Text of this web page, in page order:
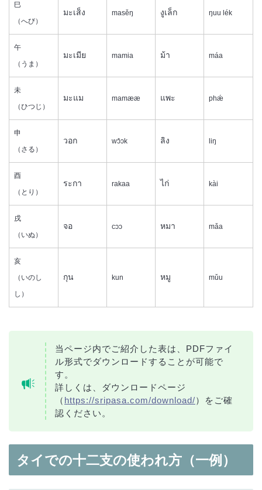
巳
（へび）
มะเส็ง masěŋ งูเล็ก ŋuu lék
午
（うま）
มะเมีย mamia ม้า máa
未
（ひつじ）
มะแม mamææ แพะ phǽ
申
（さる）
วอก wɔ̂ɔk ลิง liŋ
酉
（とり）
ระกา rakaa ไก่ kài
戌
（いぬ）
จอ cɔɔ หมา mǎa
亥
（いのし
し）
กุน kun หมู mǔu
当ページ内でご紹介した表は、PDFファイ
ル形式でダウンロードすることが可能で
す。
詳しくは、ダウンロードページ
（ https://sripasa.com/download/）をご確
認ください。
タイでの十二支の使われ方（一例）